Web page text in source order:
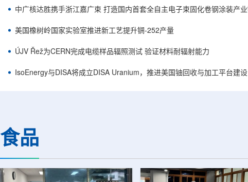
析等成熟技术体系，并结合实战案例分享了含油
气盆地铀矿勘查经验。王乐力介绍了西部中...
热传输情况，红外
上捕捉快速变化。为
中广核达胜携手浙江嘉广束 打造国内首套全自主电子束固化卷钢涂装产
美国橡树岭国家实验室推进新工艺提升锎-252产量
ÚJV Řež为CERN完成电缆样品辐照测试 验证材料耐辐射能力
IsoEnergy与DISA将成立DISA Uranium，推进美国铀回收与加工平台建设
食品